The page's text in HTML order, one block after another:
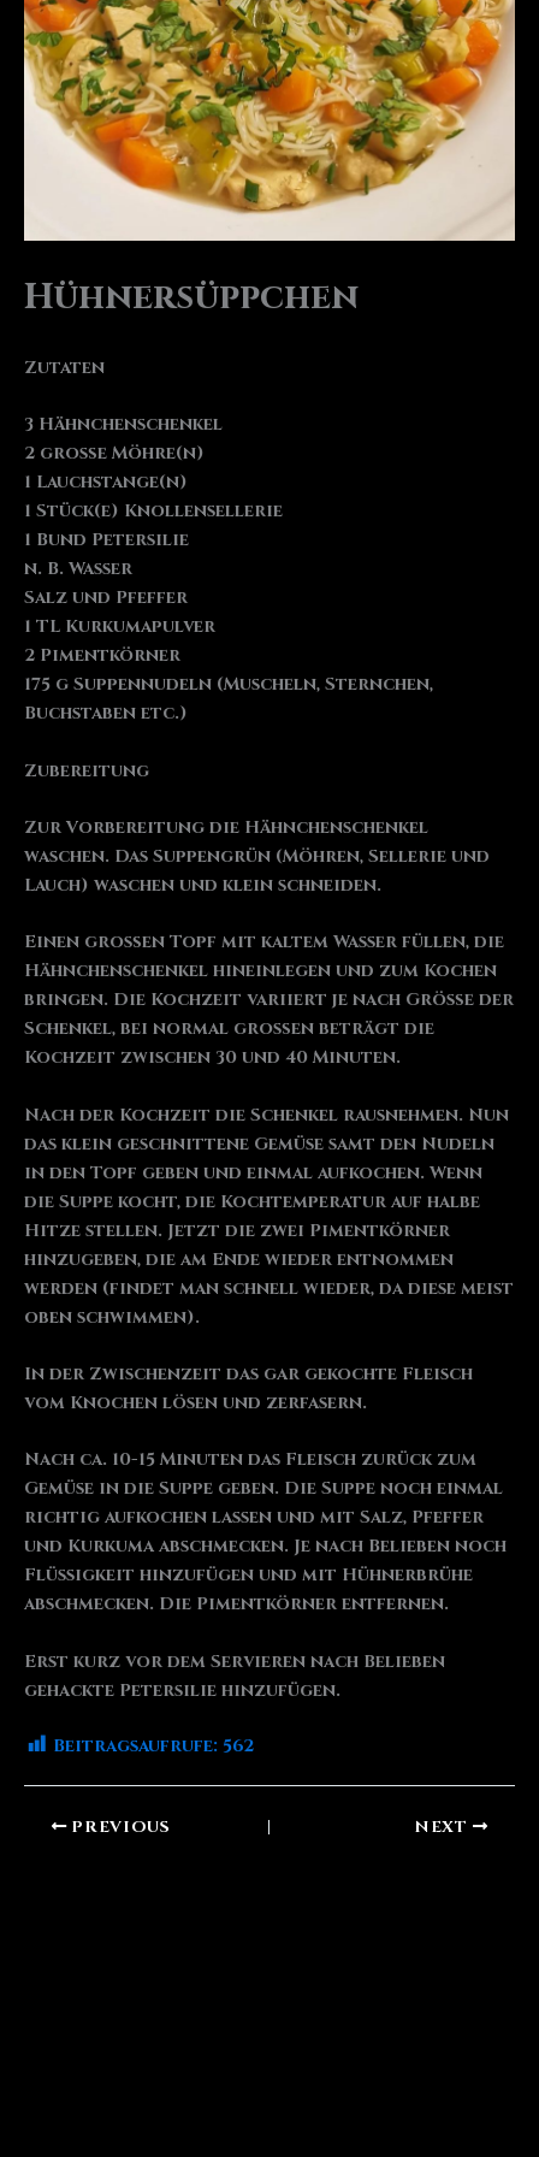
Hühnersüppchen
Zutaten
3 Hähnchenschenkel
2 große Möhre(n)
1 Lauchstange(n)
1 Stück(e) Knollensellerie
1 Bund Petersilie
n. B. Wasser
Salz und Pfeffer
1 TL Kurkumapulver
2 Pimentkörner
175 g Suppennudeln (Muscheln, Sternchen,
Buchstaben etc.)
Zubereitung
Zur Vorbereitung die Hähnchenschenkel
waschen. Das Suppengrün (Möhren, Sellerie und
Lauch) waschen und klein schneiden.
Einen großen Topf mit kaltem Wasser füllen, die
Hähnchenschenkel hineinlegen und zum Kochen
bringen. Die Kochzeit variiert je nach Größe der
Schenkel, bei normal großen beträgt die
Kochzeit zwischen 30 und 40 Minuten.
Nach der Kochzeit die Schenkel rausnehmen. Nun
das klein geschnittene Gemüse samt den Nudeln
in den Topf geben und einmal aufkochen. Wenn
die Suppe kocht, die Kochtemperatur auf halbe
Hitze stellen. Jetzt die zwei Pimentkörner
hinzugeben, die am Ende wieder entnommen
werden (findet man schnell wieder, da diese meist
oben schwimmen).
In der Zwischenzeit das gar gekochte Fleisch
vom Knochen lösen und zerfasern.
Nach ca. 10-15 Minuten das Fleisch zurück zum
Gemüse in die Suppe geben. Die Suppe noch einmal
richtig aufkochen lassen und mit Salz, Pfeffer
und Kurkuma abschmecken. Je nach Belieben noch
Flüssigkeit hinzufügen und mit Hühnerbrühe
abschmecken. Die Pimentkörner entfernen.
Erst kurz vor dem Servieren nach Belieben
gehackte Petersilie hinzufügen.
Beitragsaufrufe: 562
PREVIOUS NEXT